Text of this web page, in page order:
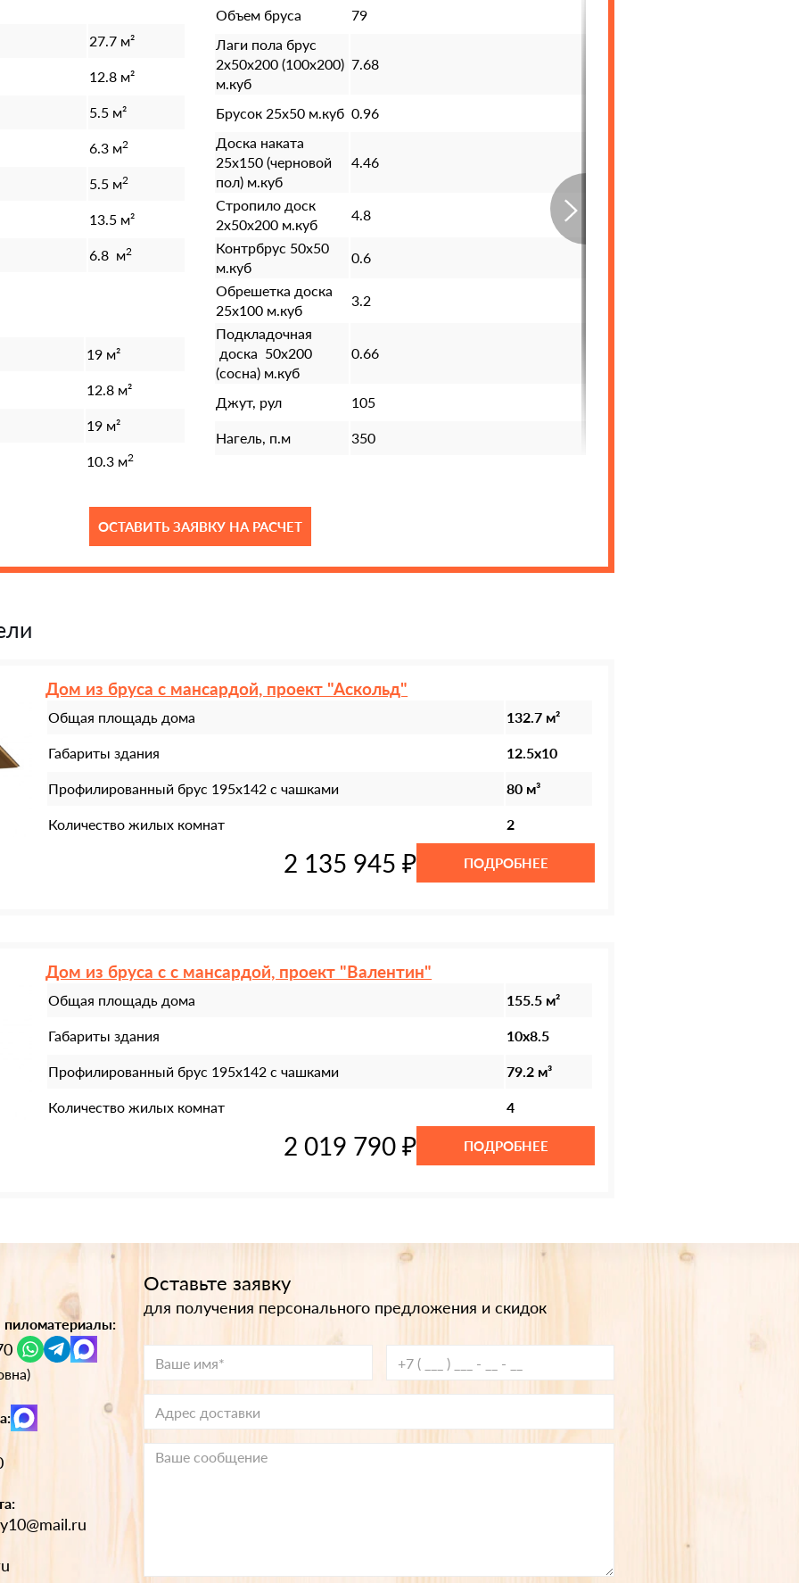
27.7 м²
12.8 м²
5.5 м²
6.3 м2
5.5 м2
13.5 м²
6.8 м2
19 м²
12.8 м²
19 м²
10.3 м2
Объем бруса
79
Лаги пола брус
2х50х200 (100х200)
м.куб
7.68
Брусок 25х50 м.куб 0.96
Доска наката
25х150 (черновой
пол) м.куб
4.46
Стропило доск
2х50х200 м.куб
4.8
Контрбрус 50х50
м.куб
0.6
Обрешетка доска
25х100 м.куб
3.2
Подкладочная
доска 50х200
(сосна) м.куб
0.66
Джут, рул 105
Нагель, п.м 350
ОСТАВИТЬ ЗАЯВКУ НА РАСЧЕТ
Дом из бруса с мансардой, проект "Аскольд"
Общая площадь дома 132.7 м²
Габариты здания 12.5х10
Профилированный брус 195х142 с чашками 80 м³
Количество жилых комнат 2
2 135 945 ₽ ПОДРОБНЕЕ
Дом из бруса с с мансардой, проект "Валентин"
Общая площадь дома 155.5 м²
Габариты здания 10х8.5
Профилированный брус 195х142 с чашками 79.2 м³
Количество жилых комнат 4
2 019 790 ₽ ПОДРОБНЕЕ
пиломатериалы:
Оставьте заявку
для получения персонального предложения и скидок